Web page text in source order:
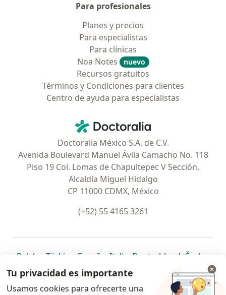
Para profesionales
Planes y precios
Para especialistas
Para clínicas
Noa Notes
nuevo
Recursos gratuitos
Términos y Condiciones para clientes
Centro de ayuda para especialistas
Doctoralia - Página de inicio
Doctoralia México S.A. de C.V.
Avenida Boulevard Manuel Ávila Camacho No. 118
Piso 19 Col. Lomas de Chapultepec V Sección,
Alcaldía Miguel Hidalgo
CP 11000 CDMX, México
(+52) 55 4165 3261
Polska se abre en una nueva pestaña
Türkiye se abre en una nueva pestaña
España se abre en una nueva pestaña
Italia se abre en una nueva
Deutschlandse abre en
Česko
Portugal
se abre en una nueva pestaña
México se abre en una nueva pestaña
Chile se abre en una nueva pestaña
Brasil se abre en una nueva
se abre en
se
se abre en una nueva
Tu privacidad es importante
Usamos cookies para ofrecerte una